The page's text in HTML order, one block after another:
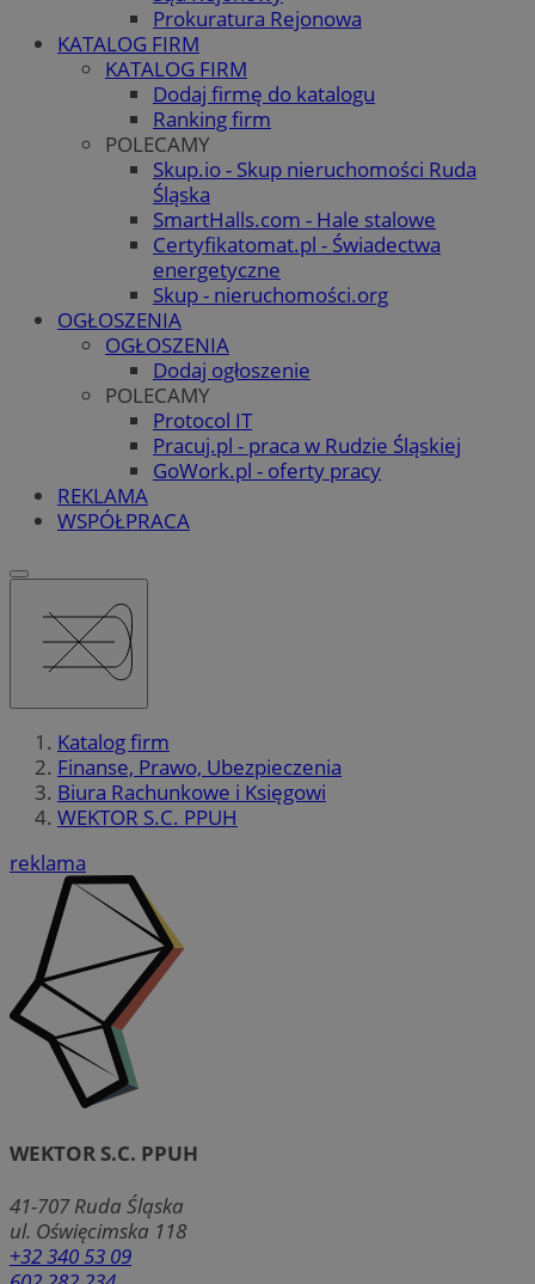
Prokuratura Rejonowa
KATALOG FIRM
KATALOG FIRM
Dodaj firmę do katalogu
Ranking firm
POLECAMY
Skup.io - Skup nieruchomości Ruda
Śląska
SmartHalls.com - Hale stalowe
Certyfikatomat.pl - Świadectwa
energetyczne
Skup - nieruchomości.org
OGŁOSZENIA
OGŁOSZENIA
Dodaj ogłoszenie
POLECAMY
Protocol IT
Pracuj.pl - praca w Rudzie Śląskiej
GoWork.pl - oferty pracy
REKLAMA
WSPÓŁPRACA
Katalog firm
Finanse, Prawo, Ubezpieczenia
Biura Rachunkowe i Księgowi
WEKTOR S.C. PPUH
reklama
WEKTOR S.C. PPUH
41-707 Ruda Śląska
ul. Oświęcimska 118
+32 340 53 09